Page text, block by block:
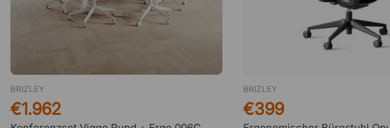
BRIZLEY
€1.962
BRIZLEY
€399